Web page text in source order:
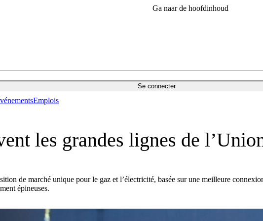
Ga naar de hoofdinhoud
Se connecter
Emplois
les grandes lignes de
de marché unique pour le gaz et l’électricité, basée sur une meilleure
épineuses.